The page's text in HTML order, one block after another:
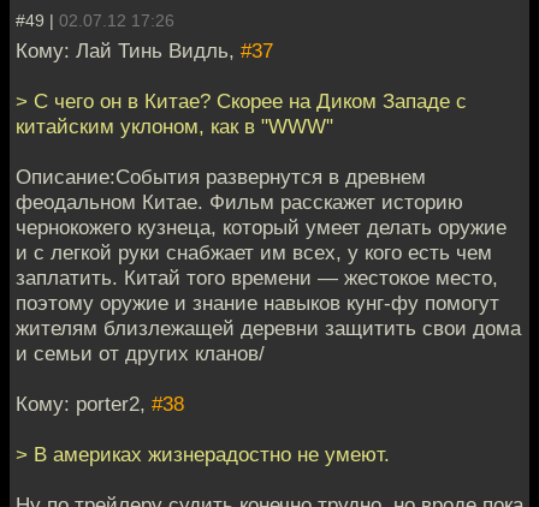
#49 | 02.07.12 17:26
Кому: Лай Тинь Видль, #37
> С чего он в Китае? Скорее на Диком Западе с
китайским уклоном, как в "WWW"
Описание:События развернутся в древнем
феодальном Китае. Фильм расскажет историю
чернокожего кузнеца, который умеет делать оружие
и с легкой руки снабжает им всех, у кого есть чем
заплатить. Китай того времени — жестокое место,
поэтому оружие и знание навыков кунг-фу помогут
жителям близлежащей деревни защитить свои дома
и семьи от других кланов/
Кому: porter2, #38
> В америках жизнерадостно не умеют.